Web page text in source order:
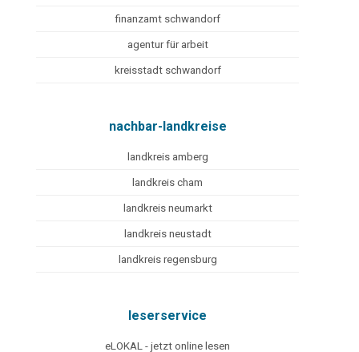
finanzamt schwandorf
agentur für arbeit
kreisstadt schwandorf
nachbar-landkreise
landkreis amberg
landkreis cham
landkreis neumarkt
landkreis neustadt
landkreis regensburg
leserservice
eLOKAL - jetzt online lesen